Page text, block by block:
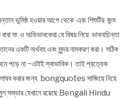
ভূমিষ্ঠ হওয়ার আগে থেকে এবং শিশুটির জন্ম
মা ও অভিভাবকেরা যে বিষয় নিয়ে ভাবনাচিন্তা
একটি অর্থবহ এবং সুন্দর নামকরণ করা। সঠিক
পড়ে না ~এটাই স্বাভাবিক। তাই প্রত্যেক
লাঘব করার জন্য bongquotes সাজিয়ে নিয়ে
সম্ভার যেখানে রয়েছে Bengali Hindu